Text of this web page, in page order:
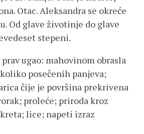
Otac. Aleksandra se okreće
Od glave životinje do glave
stepeni.
ugao: mahovinom obrasla
posečenih panjeva;
čije je površina prekrivena
proleće; priroda kroz
lice; napeti izraz